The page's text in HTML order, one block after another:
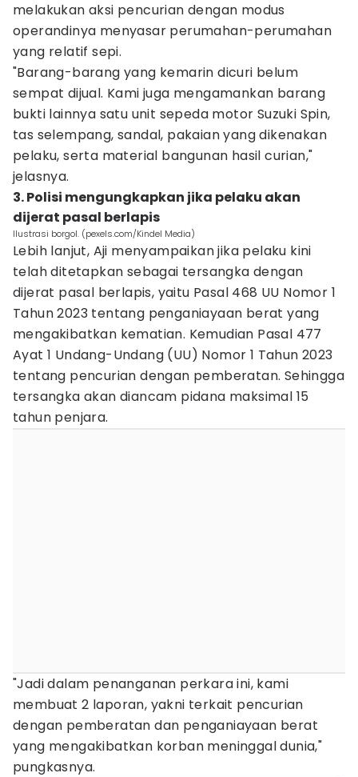
melakukan aksi pencurian dengan modus
operandinya menyasar perumahan-perumahan
yang relatif sepi.
"Barang-barang yang kemarin dicuri belum
sempat dijual. Kami juga mengamankan barang
bukti lainnya satu unit sepeda motor Suzuki Spin,
tas selempang, sandal, pakaian yang dikenakan
pelaku, serta material bangunan hasil curian,"
jelasnya.
3. Polisi mengungkapkan jika pelaku akan
dijerat pasal berlapis
Ilustrasi borgol. (pexels.com/Kindel Media)
Lebih lanjut, Aji menyampaikan jika pelaku kini
telah ditetapkan sebagai tersangka dengan
dijerat pasal berlapis, yaitu Pasal 468 UU Nomor 1
Tahun 2023 tentang penganiayaan berat yang
mengakibatkan kematian. Kemudian Pasal 477
Ayat 1 Undang-Undang (UU) Nomor 1 Tahun 2023
tentang pencurian dengan pemberatan. Sehingga
tersangka akan diancam pidana maksimal 15
tahun penjara.
"Jadi dalam penanganan perkara ini, kami
membuat 2 laporan, yakni terkait pencurian
dengan pemberatan dan penganiayaan berat
yang mengakibatkan korban meninggal dunia,"
pungkasnya.